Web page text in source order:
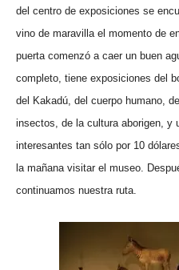
del centro de exposiciones se
vino de maravilla el momento de
puerta comenzó a caer un buen
completo, tiene exposiciones del
del Kakadú, del cuerpo humano,
insectos, de la cultura aborigen, y
interesantes tan sólo por 10
la mañana visitar el museo.
continuamos nuestra ruta.